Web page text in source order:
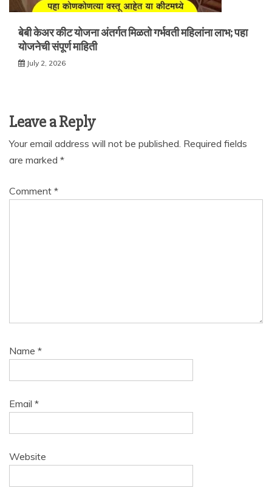
बेबी केअर कीट योजना अंतर्गत मिळतो गर्भवती महिलांना लाभ; पहा
योजनेची संपूर्ण माहिती
July 2, 2026
Leave a Reply
Your email address will not be published. Required fields
are marked *
Comment *
Name *
Email *
Website